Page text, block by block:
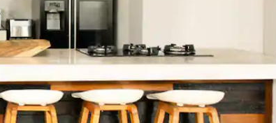
клавіші зі стрілками вгору та вниз або жести